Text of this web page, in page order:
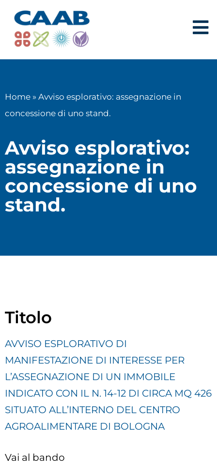
Home » Avviso esplorativo: assegnazione in
concessione di uno stand.
Avviso esplorativo:
assegnazione in
concessione di uno
stand.
Titolo
AVVISO ESPLORATIVO DI
MANIFESTAZIONE DI INTERESSE PER
L’ASSEGNAZIONE DI UN IMMOBILE
INDICATO CON IL N. 14-12 DI CIRCA MQ 426
SITUATO ALL’INTERNO DEL CENTRO
AGROALIMENTARE DI BOLOGNA
Vai al bando